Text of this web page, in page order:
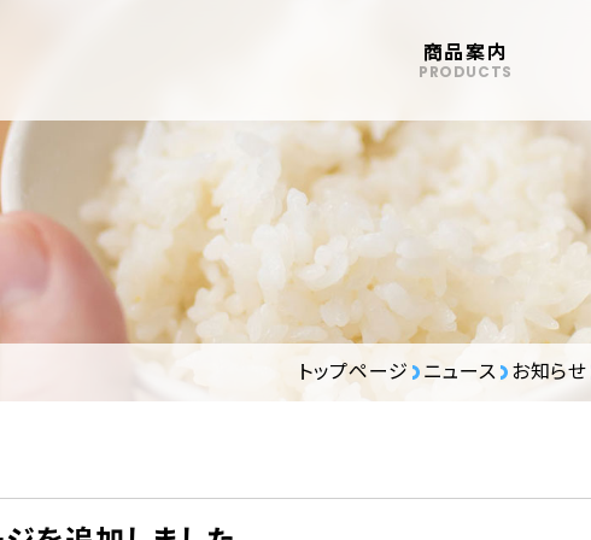
商品案内
PRODUCTS
トップページ ニュース お知らせ